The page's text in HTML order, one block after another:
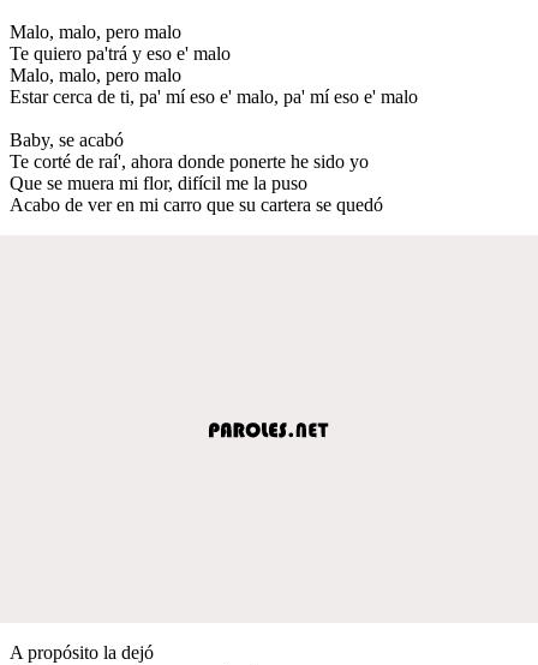
Malo, malo, pero malo
Te quiero pa'trá y eso e' malo
Malo, malo, pero malo
Estar cerca de ti, pa' mí eso e' malo, pa' mí eso e' malo
Baby, se acabó
Te corté de raí', ahora donde ponerte he sido yo
Que se muera mi flor, difícil me la puso
Acabo de ver en mi carro que su cartera se quedó
A propósito la dejó